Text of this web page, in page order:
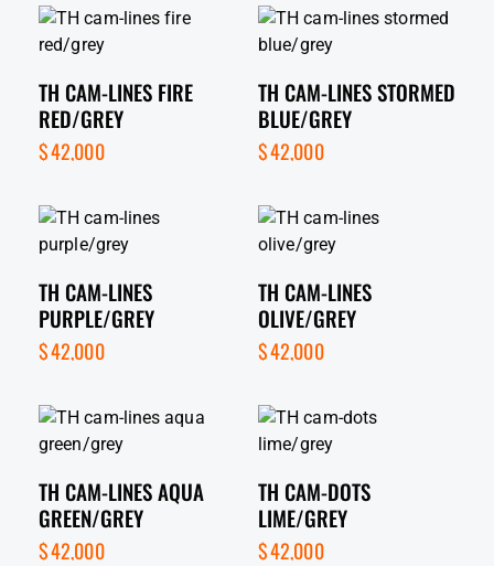
TH CAM-LINES FIRE
RED/GREY
$42,000
TH CAM-LINES STORMED
BLUE/GREY
$42,000
TH CAM-LINES
PURPLE/GREY
$42,000
TH CAM-LINES
OLIVE/GREY
$42,000
TH CAM-LINES AQUA
GREEN/GREY
$42,000
TH CAM-DOTS
LIME/GREY
$42,000